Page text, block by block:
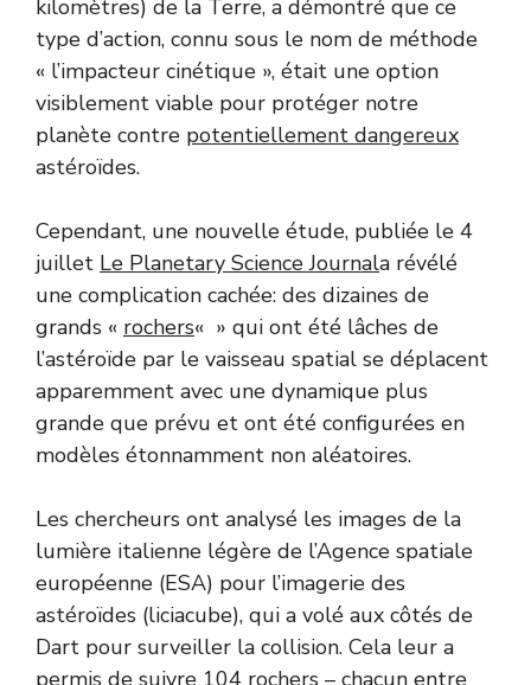
kilomètres) de la Terre, a démontré que ce
type d’action, connu sous le nom de méthode
« l’impacteur cinétique », était une option
visiblement viable pour protéger notre
planète contre potentiellement dangereux
astéroïdes.
Cependant, une nouvelle étude, publiée le 4
juillet Le Planetary Science Journala révélé
une complication cachée: des dizaines de
grands « rochers« » qui ont été lâches de
l’astéroïde par le vaisseau spatial se déplacent
apparemment avec une dynamique plus
grande que prévu et ont été configurées en
modèles étonnamment non aléatoires.
Les chercheurs ont analysé les images de la
lumière italienne légère de l’Agence spatiale
européenne (ESA) pour l’imagerie des
astéroïdes (liciacube), qui a volé aux côtés de
Dart pour surveiller la collision. Cela leur a
permis de suivre 104 rochers – chacun entre